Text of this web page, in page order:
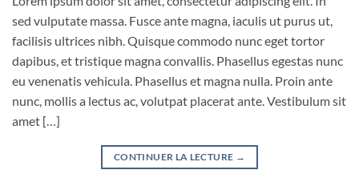
sed vulputate massa. Fusce ante magna, iaculis ut purus ut,
facilisis ultrices nibh. Quisque commodo nunc eget tortor
dapibus, et tristique magna convallis. Phasellus egestas nunc
eu venenatis vehicula. Phasellus et magna nulla. Proin ante
nunc, mollis a lectus ac, volutpat placerat ante. Vestibulum sit
amet […]
CONTINUER LA LECTURE →